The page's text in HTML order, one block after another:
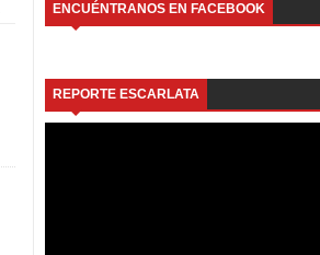
ENCUÉNTRANOS EN FACEBOOK
REPORTE ESCARLATA